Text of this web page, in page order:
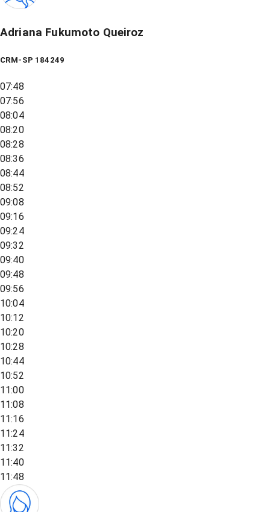
Adriana Fukumoto Queiroz
CRM-SP 184249
07:48
07:56
08:04
08:20
08:28
08:36
08:44
08:52
09:08
09:16
09:24
09:32
09:40
09:48
09:56
10:04
10:12
10:20
10:28
10:44
10:52
11:00
11:08
11:16
11:24
11:32
11:40
11:48